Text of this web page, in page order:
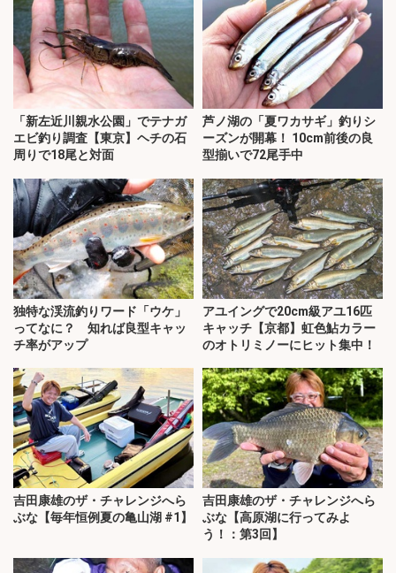
「新左近川親水公園」でテナガ
エビ釣り調査【東京】ヘチの石
周りで18尾と対面
芦ノ湖の「夏ワカサギ」釣りシ
ーズンが開幕！ 10cm前後の良
型揃いで72尾手中
独特な渓流釣りワード「ウケ」
ってなに？ 知れば良型キャッ
チ率がアップ
アユイングで20cm級アユ16匹
キャッチ【京都】虹色鮎カラー
のオトリミノーにヒット集中！
吉田康雄のザ・チャレンジへら
ぶな【毎年恒例夏の亀山湖 #1】
吉田康雄のザ・チャレンジへら
ぶな【高原湖に行ってみよ
う！：第3回】